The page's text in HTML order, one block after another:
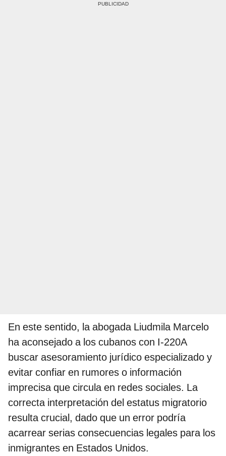
En este sentido, la abogada Liudmila Marcelo
ha aconsejado a los cubanos con I-220A
buscar asesoramiento jurídico especializado y
evitar confiar en rumores o información
imprecisa que circula en redes sociales. La
correcta interpretación del estatus migratorio
resulta crucial, dado que un error podría
acarrear serias consecuencias legales para los
inmigrantes en Estados Unidos.